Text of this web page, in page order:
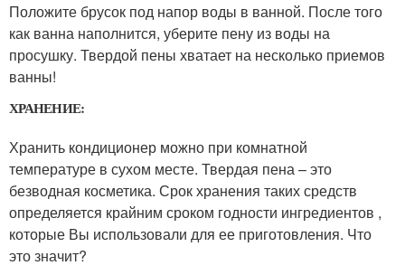
Положите брусок под напор воды в ванной. После того
как ванна наполнится, уберите пену из воды на
просушку. Твердой пены хватает на несколько приемов
ванны!
ХРАНЕНИЕ:
Хранить кондиционер можно при комнатной
температуре в сухом месте. Твердая пена – это
безводная косметика. Срок хранения таких средств
определяется крайним сроком годности ингредиентов ,
которые Вы использовали для ее приготовления. Что
это значит?